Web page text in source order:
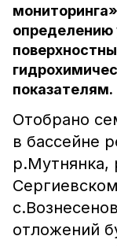
определению
показателям.
Отобрано
в бассейне
р.Мутнянка,
отложений